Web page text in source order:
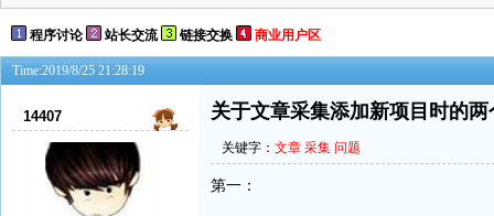
程序讨论 站长交流 链接交换 商业用户区
Time:2019/8/25 21:28:19
14407 关于文章采集添加新项目时的两
关键字： 文章 采集 问题
第一：